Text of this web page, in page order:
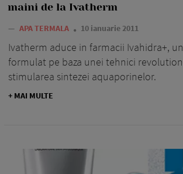
maini de la Ivatherm
— APA TERMALA 10 ianuarie 2011
Ivatherm aduce in farmacii Ivahidra+,
formulat pe baza unei tehnici
stimularea sintezei aquaporinelor.
+ MAI MULTE